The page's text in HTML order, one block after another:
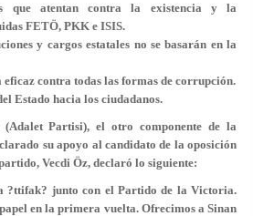
que atentan contra la existencia y la
FETÖ, PKK e ISIS.
y cargos estatales no se basarán en la
eficaz contra todas las formas de corrupción.
Estado hacia los ciudadanos.
Partisi), el otro componente de la
su apoyo al candidato de la oposición
Vecdi Öz, declaró lo siguiente:
?ttifak? junto con el Partido de la Victoria.
en la primera vuelta. Ofrecimos a Sinan